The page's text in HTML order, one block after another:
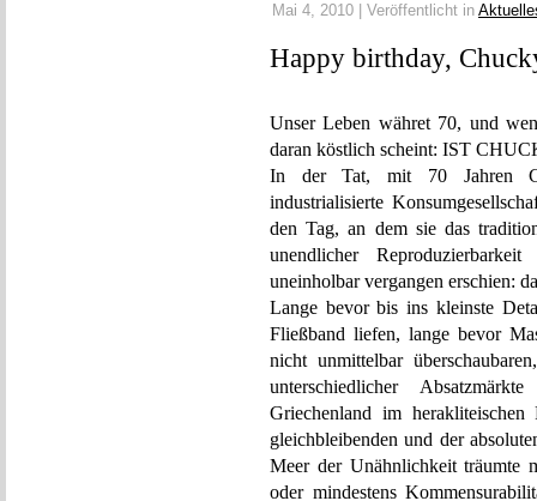
Mai 4, 2010 | Veröffentlicht in
Happy birthday,
Unser Leben währet 70, und
daran köstlich scheint: IST
In der Tat, mit 70 Jahren
industrialisierte
den Tag, an dem sie das
unendlicher
uneinholbar vergangen erschien:
Lange bevor bis ins kleinste
Fließband liefen, lange bevor
nicht unmittelbar
unterschiedlicher
Griechenland im
gleichbleibenden und der
Meer der Unähnlichkeit träumte
oder mindestens